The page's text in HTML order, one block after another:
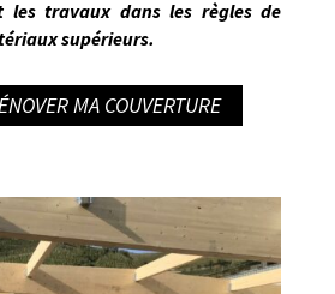
les travaux dans les règles de
supérieurs.
MA COUVERTURE